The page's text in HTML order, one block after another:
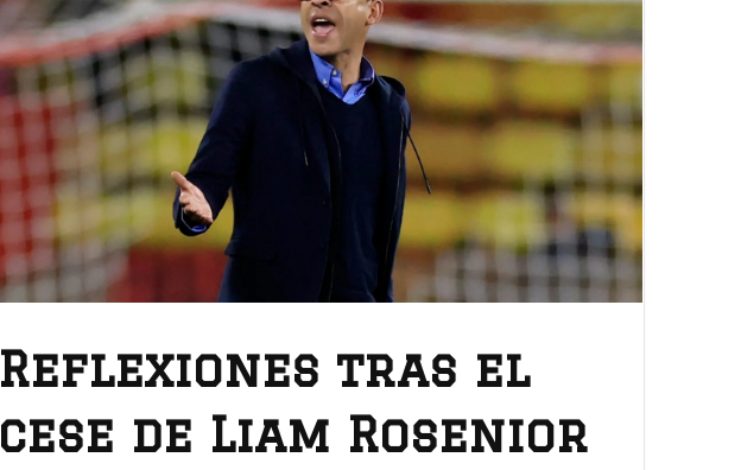
Reflexiones tras el
cese de Liam Rosenior